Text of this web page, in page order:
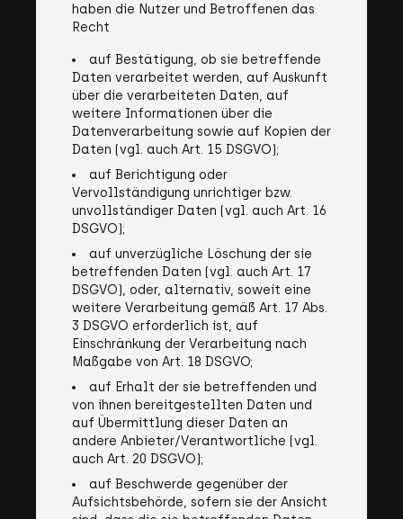
haben die Nutzer und Betroffenen das
Recht
auf Bestätigung, ob sie betreffende
Daten verarbeitet werden, auf Auskunft
über die verarbeiteten Daten, auf
weitere Informationen über die
Datenverarbeitung sowie auf Kopien der
Daten (vgl. auch Art. 15 DSGVO);
auf Berichtigung oder
Vervollständigung unrichtiger bzw.
unvollständiger Daten (vgl. auch Art. 16
DSGVO);
auf unverzügliche Löschung der sie
betreffenden Daten (vgl. auch Art. 17
DSGVO), oder, alternativ, soweit eine
weitere Verarbeitung gemäß Art. 17 Abs.
3 DSGVO erforderlich ist, auf
Einschränkung der Verarbeitung nach
Maßgabe von Art. 18 DSGVO;
auf Erhalt der sie betreffenden und
von ihnen bereitgestellten Daten und
auf Übermittlung dieser Daten an
andere Anbieter/Verantwortliche (vgl.
auch Art. 20 DSGVO);
auf Beschwerde gegenüber der
Aufsichtsbehörde, sofern sie der Ansicht